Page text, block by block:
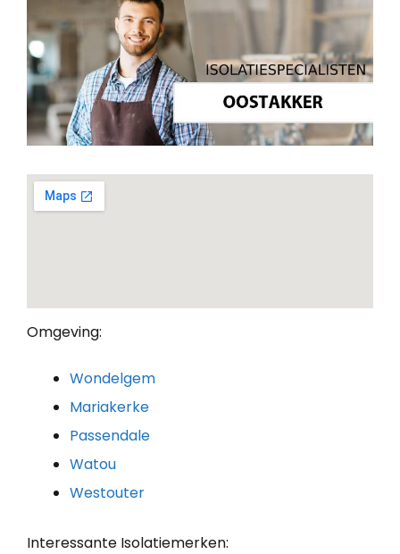
Omgeving:
Wondelgem
Mariakerke
Passendale
Watou
Westouter
Interessante Isolatiemerken: